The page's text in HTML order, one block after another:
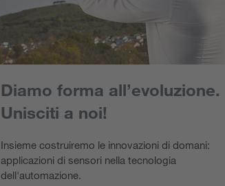
Diamo forma all’evoluzione.
Unisciti a noi!
Insieme costruiremo le innovazioni di domani:
applicazioni di sensori nella tecnologia
dell'automazione.